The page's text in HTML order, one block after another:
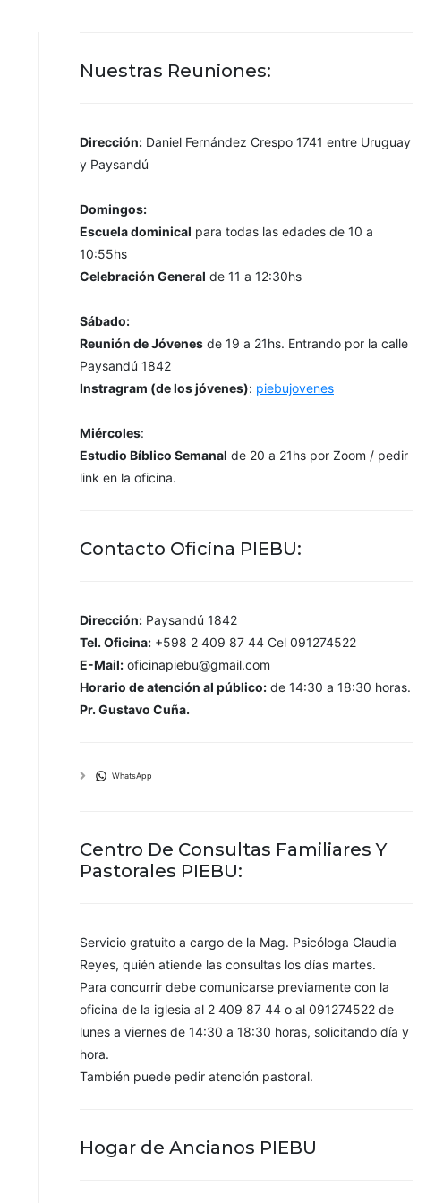
Nuestras Reuniones:
Dirección: Daniel Fernández Crespo 1741 entre Uruguay
y Paysandú
Domingos:
Escuela dominical para todas las edades de 10 a
10:55hs
Celebración General de 11 a 12:30hs
Sábado:
Reunión de Jóvenes de 19 a 21hs. Entrando por la calle
Paysandú 1842
Instragram (de los jóvenes): piebujovenes
Miércoles:
Estudio Bíblico Semanal de 20 a 21hs por Zoom / pedir
link en la oficina.
Contacto Oficina PIEBU:
Dirección: Paysandú 1842
Tel. Oficina: +598 2 409 87 44 Cel 091274522
E-Mail: oficinapiebu@gmail.com
Horario de atención al público: de 14:30 a 18:30 horas.
Pr. Gustavo Cuña.
WhatsApp
Centro De Consultas Familiares Y
Pastorales PIEBU:
Servicio gratuito a cargo de la Mag. Psicóloga Claudia
Reyes, quién atiende las consultas los días martes.
Para concurrir debe comunicarse previamente con la
oficina de la iglesia al 2 409 87 44 o al 091274522 de
lunes a viernes de 14:30 a 18:30 horas, solicitando día y
hora.
También puede pedir atención pastoral.
Hogar de Ancianos PIEBU